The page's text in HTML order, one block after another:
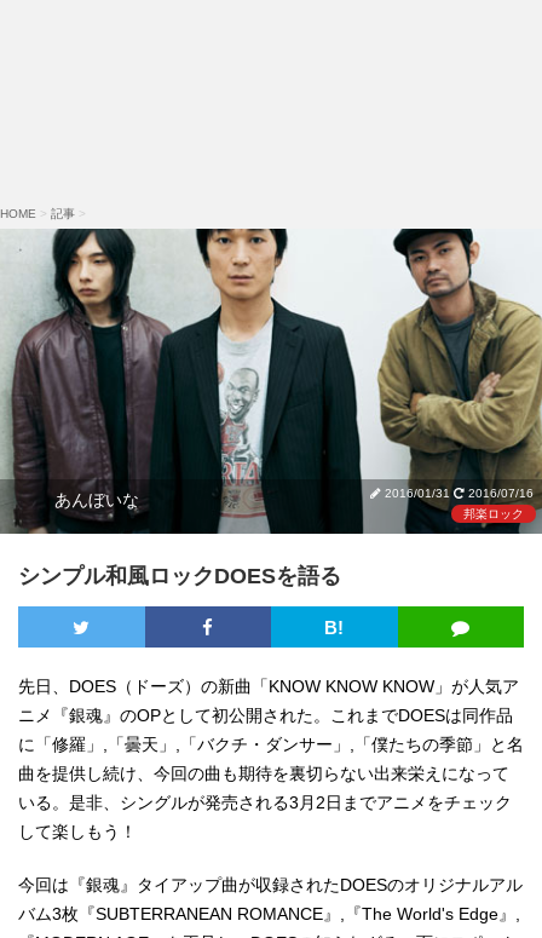
HOME > 記事 >
あんぼいな 2016/01/31
2016/07/16
邦楽ロック
シンプル和風ロックDOESを語る
B!
先日、DOES（ドーズ）の新曲「KNOW KNOW KNOW」が人気ア
ニメ『銀魂』のOPとして初公開された。これまでDOESは同作品
に「修羅」,「曇天」,「バクチ・ダンサー」,「僕たちの季節」と名
曲を提供し続け、今回の曲も期待を裏切らない出来栄えになって
いる。是非、シングルが発売される3月2日までアニメをチェック
して楽しもう！
今回は『銀魂』タイアップ曲が収録されたDOESのオリジナルアル
バム3枚『SUBTERRANEAN ROMANCE』,『The World's Edge』,